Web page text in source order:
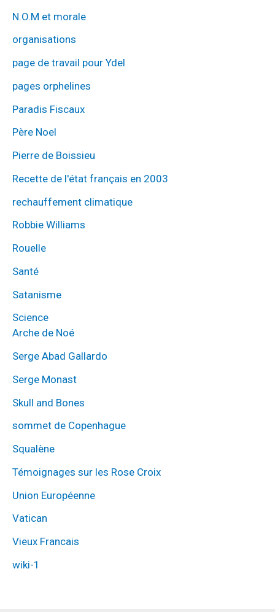
N.O.M et morale
organisations
page de travail pour Ydel
pages orphelines
Paradis Fiscaux
Père Noel
Pierre de Boissieu
Recette de l'état français en 2003
rechauffement climatique
Robbie Williams
Rouelle
Santé
Satanisme
Science
Arche de Noé
Serge Abad Gallardo
Serge Monast
Skull and Bones
sommet de Copenhague
Squalène
Témoignages sur les Rose Croix
Union Européenne
Vatican
Vieux Francais
wiki-1